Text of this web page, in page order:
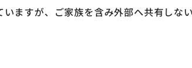
ますが、ご家族を含み外部へ共有しな